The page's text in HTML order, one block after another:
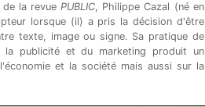
de la revuePUBLIC, Philippe Cazal (né en
lorsque (il) a pris la décision d'être
texte, image ou signe. Sa pratique de
la publicité et du marketing produit un
et la société mais aussi sur la